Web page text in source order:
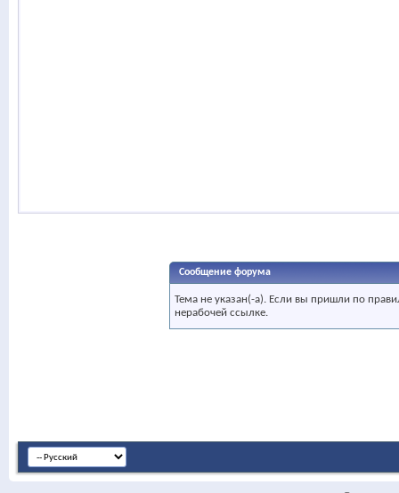
Сообщение форума
Тема не указан(-а). Если вы пришли по
нерабочей ссылке.